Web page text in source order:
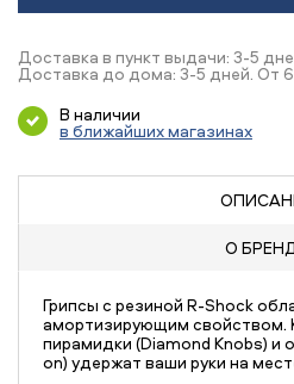
Доставка в пункт выдачи: 3-5
Доставка до дома: 3-5 дней. От
В наличии
в ближайших магазинах
О
Грипсы с резиной R-Shock
амортизирующим свойством.
пирамидки (Diamond Knobs) и
on) удержат ваши руки на